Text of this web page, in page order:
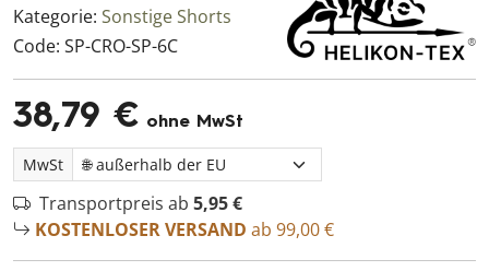
Kategorie: Sonstige Shorts
Code: SP-CRO-SP-6C
38,79 € ohne MwSt
MwSt
Transportpreis ab 5,95 €
KOSTENLOSER VERSAND ab 99,00 €